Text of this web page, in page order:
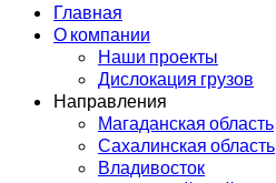
Главная
О компании
Наши проекты
Дислокация грузов
Направления
Магаданская область
Сахалинская область
Владивосток